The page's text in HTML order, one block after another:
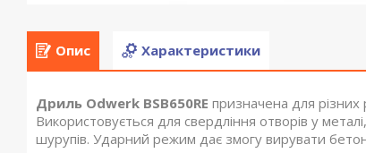
Опис Характеристики
Дриль Odwerk BSB650RE призначена для різних
Використовується для свердління отворів у
шурупів. Ударний режим дає змогу вирувати бетон